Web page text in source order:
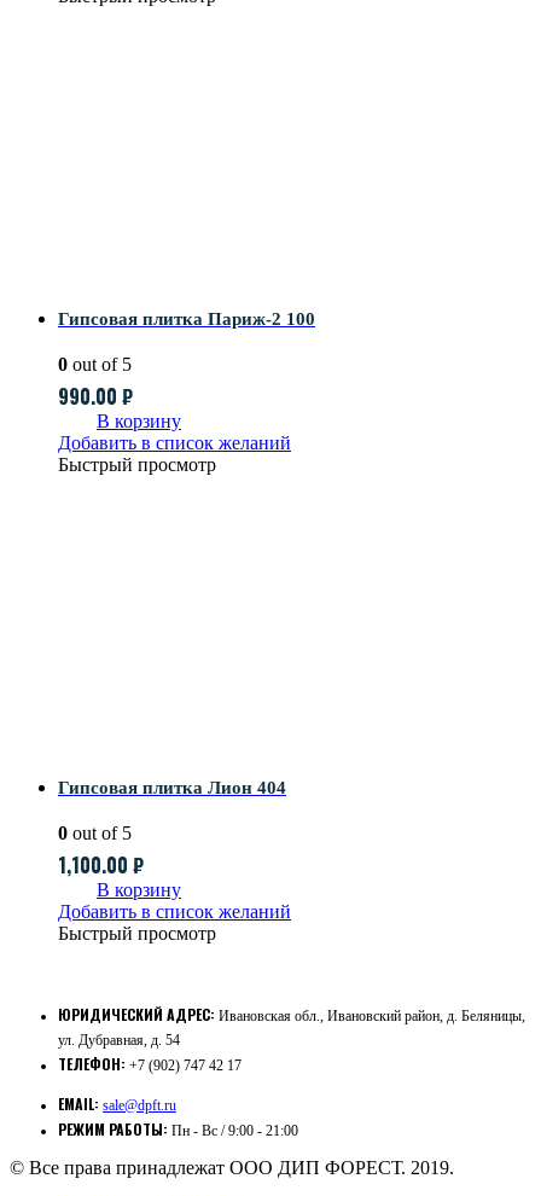
Гипсовая плитка Париж-2 100
0 out of 5
990.00 ₽
В корзину
Добавить в список желаний
Быстрый просмотр
Гипсовая плитка Лион 404
0 out of 5
1,100.00 ₽
В корзину
Добавить в список желаний
Быстрый просмотр
ЮРИДИЧЕСКИЙ АДРЕС: Ивановская обл., Ивановский район, д. Беляницы,
ул. Дубравная, д. 54
ТЕЛЕФОН: +7 (902) 747 42 17
EMAIL: sale@dpft.ru
РЕЖИМ РАБОТЫ: Пн - Вс / 9:00 - 21:00
© Все права принадлежат ООО ДИП ФОРЕСТ. 2019.